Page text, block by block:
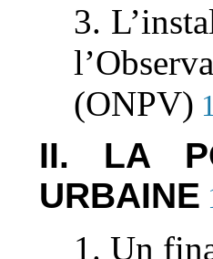
3.
(ONPV)
II. LA
URBAINE
1. Un